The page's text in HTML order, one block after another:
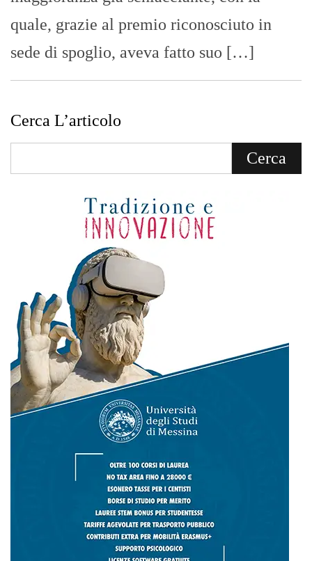
quale, grazie al premio riconosciuto in
sede di spoglio, aveva fatto suo […]
Cerca L’articolo